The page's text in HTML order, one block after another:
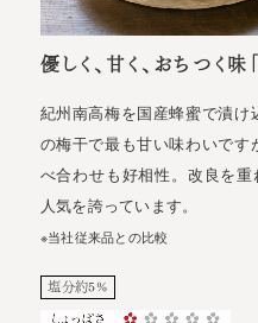
優しく、甘く、おちつく
紀州南高梅を国産蜂蜜で漬
の梅干で最も甘い味わいで
べ合わせも好相性。改良を
人気を誇っています。
※当社従来品との比較
塩分約5%